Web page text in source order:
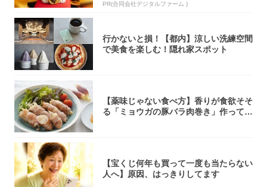
PR(合同会社デジタルファーム )
行かないと損！【都内】涼しい洗練空間
で美食を楽しむ！隠れ家スポット
【薬味じゃない食べ方】香りが食欲そそ
る「ミョウガの豚バラ肉巻き」作ってみ
【宝くじ何年も買って一度も当たらない
人へ】原因、はっきりしてます